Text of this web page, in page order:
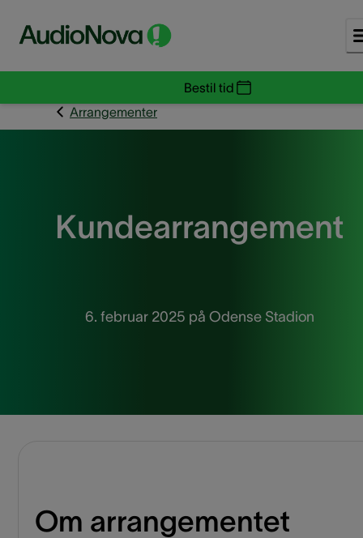
Bestil tid
Arrangementer
Kundearrangement
6. februar 2025 på Odense Stadion
Om arrangementet